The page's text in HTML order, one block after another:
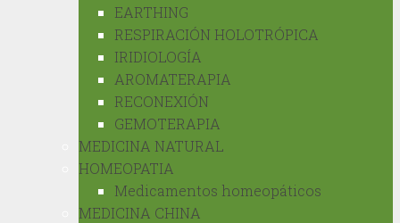
EARTHING
RESPIRACIÓN HOLOTRÓPICA
IRIDIOLOGÍA
AROMATERAPIA
RECONEXIÓN
GEMOTERAPIA
MEDICINA NATURAL
HOMEOPATIA
Medicamentos homeopáticos
MEDICINA CHINA